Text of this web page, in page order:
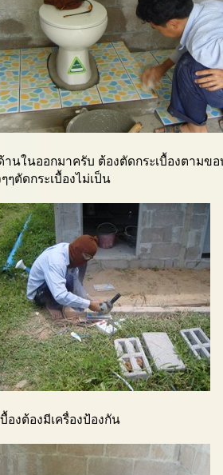
านในออกมาครับ ต้องตัดกระเบื้องตามข
ๆตัดกระเบื้องไม่เป็น
องต้องมีเครื่องป้องกัน